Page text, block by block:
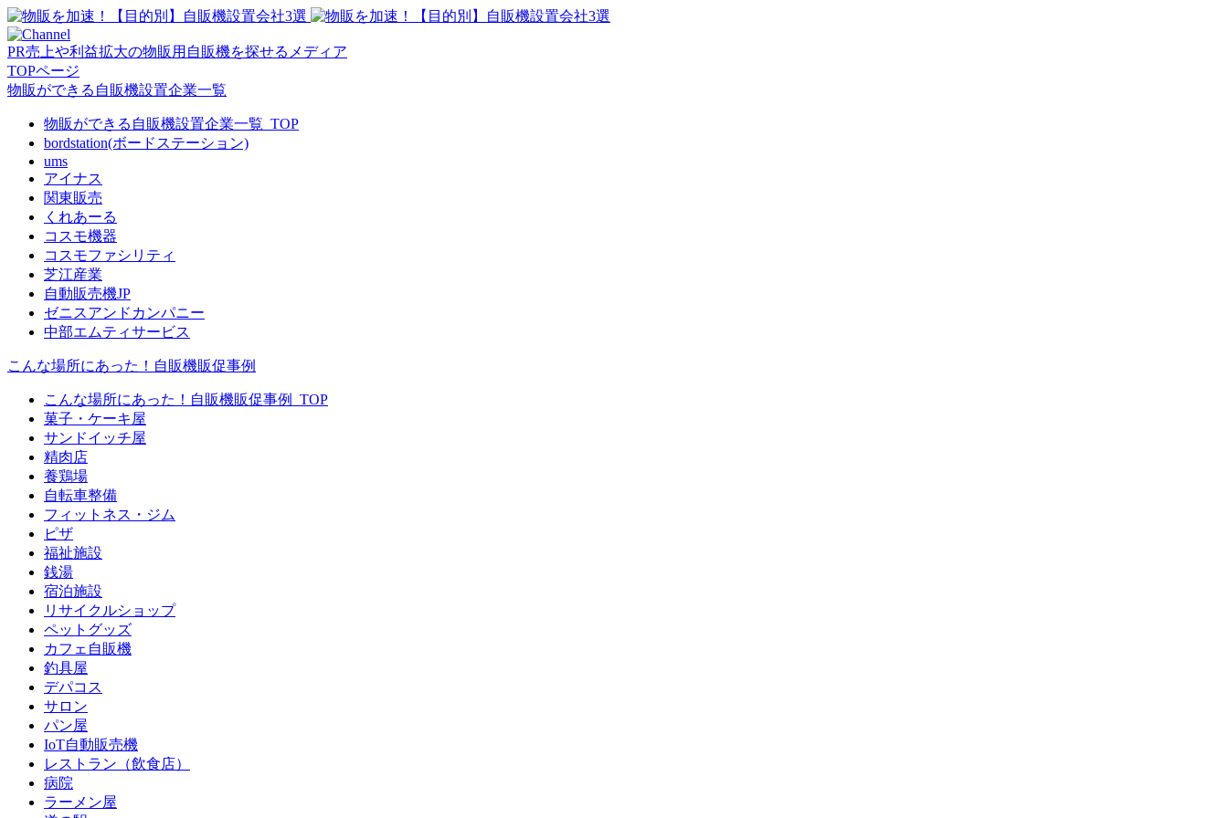
PR売上や利益拡大の物販用自販機を探せるメディア
TOPページ
物販ができる自販機設置企業一覧
物販ができる自販機設置企業一覧_TOP
bordstation(ボードステーション)
ums
アイナス
関東販売
くれあーる
コスモ機器
コスモファシリティ
芝江産業
自動販売機JP
ゼニスアンドカンパニー
中部エムティサービス
こんな場所にあった！自販機販促事例
こんな場所にあった！自販機販促事例_TOP
菓子・ケーキ屋
サンドイッチ屋
精肉店
養鶏場
自転車整備
フィットネス・ジム
ピザ
福祉施設
銭湯
宿泊施設
リサイクルショップ
ペットグッズ
カフェ自販機
釣具屋
デパコス
サロン
パン屋
IoT自動販売機
レストラン（飲食店）
病院
ラーメン屋